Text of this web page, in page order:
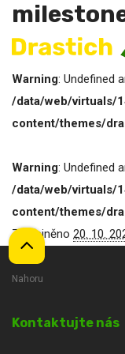
Warning: Undefined
/data/web/virtuals/
content/themes/
Warning: Undefined
/data/web/virtuals/
content/themes/
Zveřejněno 20. 10.
Nahoru
Kontaktujte nás